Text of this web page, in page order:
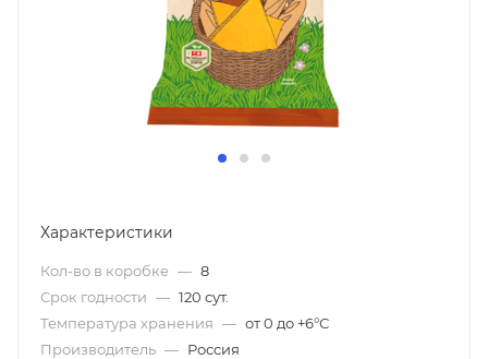
Характеристики
Кол-во в коробке — 8
Срок годности — 120 сут.
Температура хранения — от 0 до +6°С
Производитель — Россия